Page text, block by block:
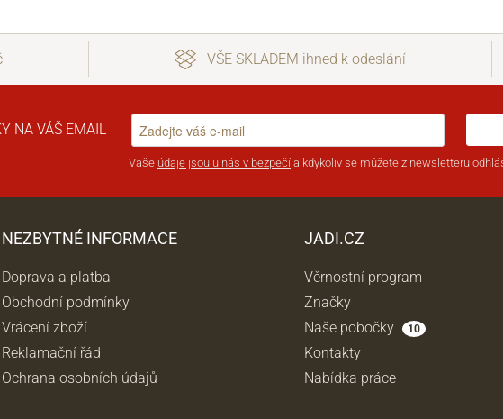
VŠE SKLADEM ihned k odeslání
NA VÁŠ EMAIL
Vaše údaje jsou u nás v bezpečí a kdykoliv se můžete z newsletteru
NEZBYTNÉ INFORMACE
Doprava a platba
Obchodní podmínky
Vrácení zboží
Reklamační řád
Ochrana osobních údajů
JADI.CZ
Věrnostní program
Značky
Naše pobočky
10
Kontakty
Nabídka práce